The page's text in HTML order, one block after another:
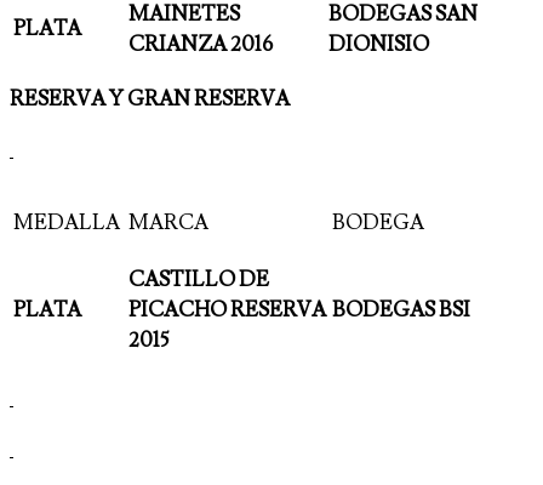
PLATA
MAINETES
CRIANZA 2016
BODEGAS SAN
DIONISIO
RESERVA Y GRAN RESERVA
MEDALLA MARCA BODEGA
PLATA
CASTILLO DE
PICACHO RESERVA
2015
BODEGAS BSI